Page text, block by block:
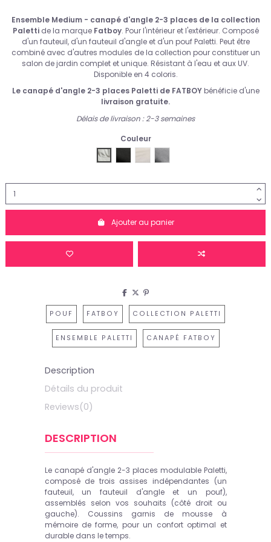
Ensemble Medium - canapé d'angle 2-3 places de la collection
Palettide la marqueFatboy. Pour l'intérieur et l'extérieur. Composé
d'un fauteuil, d'un fauteuil d'angle et d'un pouf Paletti. Peut être
combiné avec d'autres modules de la collection pour constituer un
salon de jardin complet et unique. Résistant à l'eau et aux UV.
Disponible en 4 coloris.
Le canapé d'angle 2-3 places Paletti de FATBOY bénéficie d'une
livraison gratuite.
Délais de livraison : 2-3 semaines
Couleur
Fatboy-Mist
Ajouter au panier
POUF FATBOY COLLECTION PALETTI
ENSEMBLE PALETTI CANAPÉ FATBOY
Description
Détails du produit
Reviews(0)
DESCRIPTION
Le canapé d'angle 2-3 places modulable Paletti,
composé de trois assises indépendantes (un
fauteuil, un fauteuil d'angle et un pouf),
assemblés selon vos souhaits (côté droit ou
gauche). Coussins garnis de mousse à
mémoire de forme, pour un confort optimal et
durable dans le temps.